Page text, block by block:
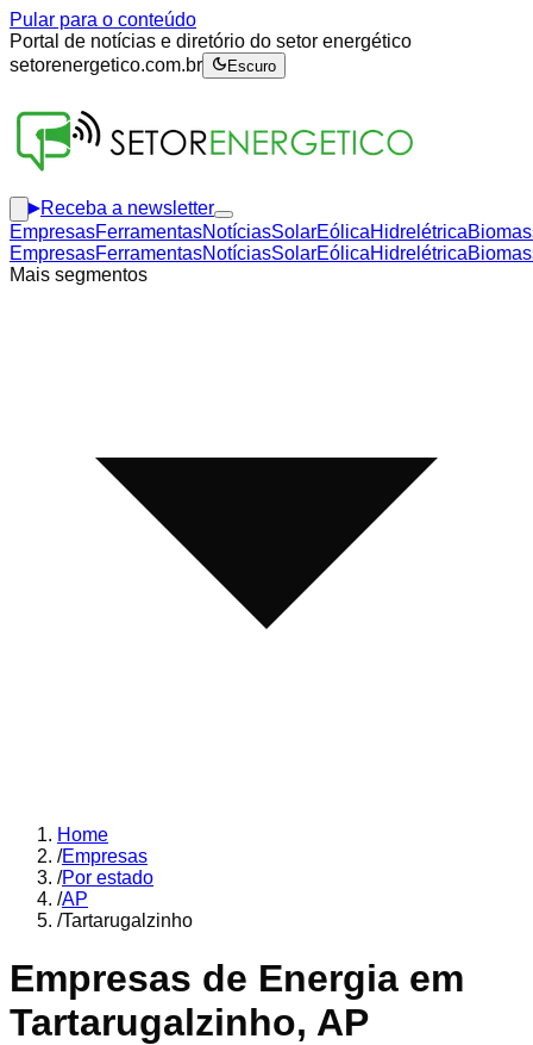
Pular para o conteúdo
Portal de notícias e diretório do setor energético
setorenergetico.com.br
Escuro
Receba a newsletter
EmpresasFerramentasNotíciasSolarEólicaHidrelétrica
EmpresasFerramentasNotíciasSolarEólicaHidrelétrica
Mais segmentos
Home
/Empresas
/Por estado
/AP
/Tartarugalzinho
Empresas de Energia em
Tartarugalzinho, AP